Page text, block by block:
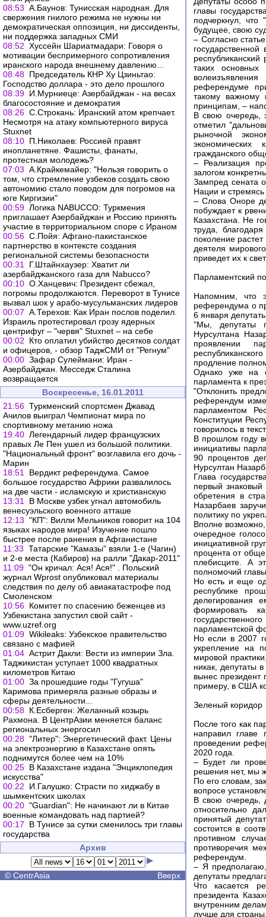
08:53 А.Баунов: Тунисская народная. Для
свержения гнилого режима не нужны ни
демократическая оппозиция, ни диссиденты,
ни поддержка западных СМИ
08:52 Хуссейн Шариатмадари: Говоря о
мотивации беспримерного сопротивления
иранского народа внешнему давлению...
08:48 Председатель КНР Ху Цзиньтао:
Господство доллара - это дело прошлого
08:39 И.Мурниеце: Азербайджан - на весах
благосостояние и демократия
08:26 С.Строкань: Иранский атом крепчает.
Несмотря на атаку компьютерного вируса
Stuxnet
08:10 П.Николаев: Россией правят
инопланетяне. Фашисты, фанаты,
протестная молодежь?
07:03 А.Крайкемайер: "Нельзя говорить о
том, что стремление узбеков создать свою
автономию стало поводом для погромов на
юге Киргизии"
00:59 Логика NABUCCO: Туркмения
приглашает Азербайджан и Россию принять
участие в территориальном споре с Ираном
00:56 С.Пойя: Афгано-пакистанское
партнерство в контексте создания
региональной системы безопасности
00:31
Г.Штайнхаузер: Хватит ли
азербайджанского газа для Nabucco?
00:10 О.Ханцевич: Президент сбежал,
погромы продолжаются. Переворот в Тунисе
вызвал шок у арабо-мусульманских лидеров
00:07 А.Терехов: Как Иран послов поделил.
Израиль протестировал грозу ядерных
центрифуг – "червя" Stuxnet – на себе
00:02
Кто оплатил убийство десятков солдат
и офицеров, - обзор ТаджСМИ от "Регнум"
00:00 Зафар Сулеймани: Иран -
Азербайджан. Месседж Сталина
возвращается
Воскресенье, 16.01.2011
21:56 Туркменский спортсмен Джавад
Ачилов выиграл Чемпионат мира по
спортивному метанию ножа
19:40 Легендарный лидер французских
правых Ле Пен ушел из большой политики.
"Национальный фронт" возглавила его дочь -
Марин
18:51
Вердикт референдума. Самое
большое государство Африки развалилось
на две части - исламскую и христианскую
13:31
В Москве узбек угнал автомобиль
венесуэльского военного атташе
12:13 "КП": Вилли Мельников говорит на 104
языках народов мира! Изучение пошло
быстрее после ранения в Афганистане
11:33 Татарские "Камазы" взяли 1-е (Чагин)
и 2-е места (Кабиров) на ралли "Дакар-2011"
11:09 "Он кричал: Ася! Ася!" . Польский
журнал Wprost опубликовал материалы
следствия по делу об авиакатастрофе под
Смоленском
10:56 Комитет по спасению беженцев из
Узбекистана запустил свой сайт -
www.uzref.org
01:09 Wikileaks: Узбекское правительство
связано с мафией
01:04 Астрит Дакли: Вести из империи Зла.
Таджикистан уступает 1000 квадратных
километров Китаю
01:00 За прошедшие годы "Гугуша"
Каримова примеряла разные образы и
сферы деятельности...
00:58 К.Есберген: Желанный козырь
Рахмона. В ЦентрАзии меняется баланс
региональных энергосил
00:28 "Литер": Энергетический факт. Цены
на электроэнергию в Казахстане опять
поднимутся более чем на 10%
00:25 В Казахстане издана "Энциклопедия
искусства"
00:22
И.Галушко: Страсти по хиджабу в
шымкентских школах
00:20 "Guardian": Не начинают ли в Китае
военные командовать над партией?
00:17
В Тунисе за сутки сменилось три главы
государства
Архив
© CentrAsia Вверх
главы
подчеркнул,
будущее, свою
– Согласно
таких
референдуме
такому важному
принципам, –
В свою очередь,
отметил
рыночной
экономических
гражданского
– Реализация
залогом
Зампред сената
Нации и стремясь
– Слова Оноре де
побуждает к
Казахстана. Не
труда,
поколение
деятеля
приведет их к
Парламентский
Напомним, что
референдума о
6 января
"Мы, депутаты
Нурсултана
проявлении
продление
Однако уже на
парламента к
"Отклонить
референдум
парламентом
Конституции
говорилось в
В прошлом году
инициативы
90 процентов
Нурсултан
Глава
первый
обретения в
Назарбаев
политику по
Вполне возможно,
очередное
инициативной
процента от
плебисците. А
полномочий
Но есть и еще
республике
делегирования
формировать
парламентской
Но если в 2007
укрепление на
мировой
никак, депутаты
вынес президент
примеру, в США
Зеленый коридор
После того как
направил главе
проведении
2020 года.
– Будет ли
решения нет, мы
По его словам,
вопросе
В свою очередь,
относительно
принятый
состоится в
противном
противоречия
референдум.
– Я
депутаты
Что касается
президента
внутренним
лучше для